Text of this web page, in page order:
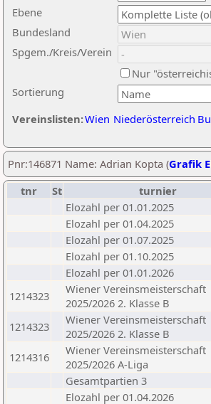
Ebene
Sortierung
Bundesland
Spgem./Kreis/Verein
Nur
Vereinslisten:Wien Niederösterreich
Pnr:146871 Name: Adrian Kopta (Grafik
tnr
St turnier
Elozahl per 01.01.2025
Elozahl per 01.04.2025
Elozahl per 01.07.2025
Elozahl per 01.10.2025
Elozahl per 01.01.2026
1214323
Wiener Vereinsmeisterschaft
2025/2026 2. Klasse B
1214323
Wiener Vereinsmeisterschaft
2025/2026 2. Klasse B
1214316
Wiener Vereinsmeisterschaft
2025/2026 A-Liga
Gesamtpartien 3
Elozahl per 01.04.2026